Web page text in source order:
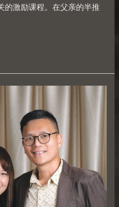
的激励课程。在父亲的半推